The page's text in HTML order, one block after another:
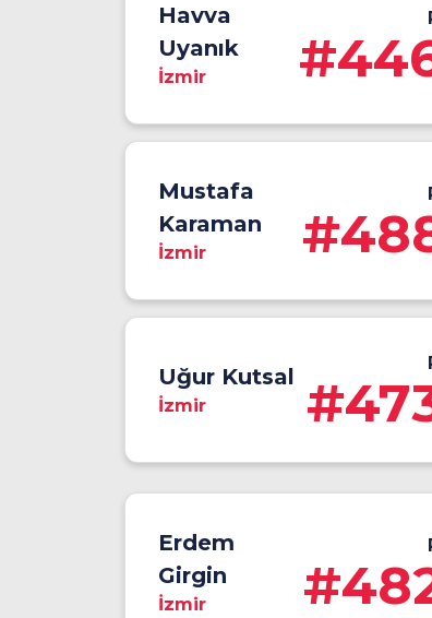
Havva
Uyanık
İzmir
Mustafa
Karaman
İzmir
Uğur Kutsal
İzmir
Erdem
Girgin
İzmir